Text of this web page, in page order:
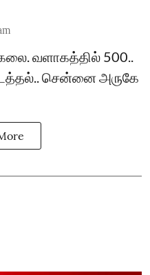
வளாகத்தில் 500..
சென்னை அருகே